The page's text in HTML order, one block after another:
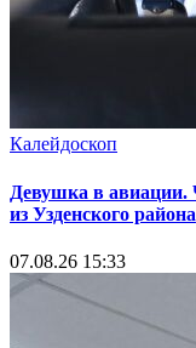
Калейдоскоп
Девушка в авиации.
из Узденского района
07.08.26 15:33